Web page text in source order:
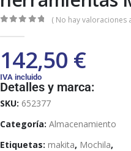
( No hay valoraciones
142,50 €
IVA incluido
Detalles y marca:
SKU: 652377
Categoría: Almacenamiento
Etiquetas: makita, Mochila,